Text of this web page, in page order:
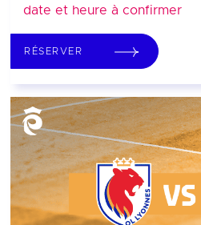
date et heure à confirmer
RÉSERVER